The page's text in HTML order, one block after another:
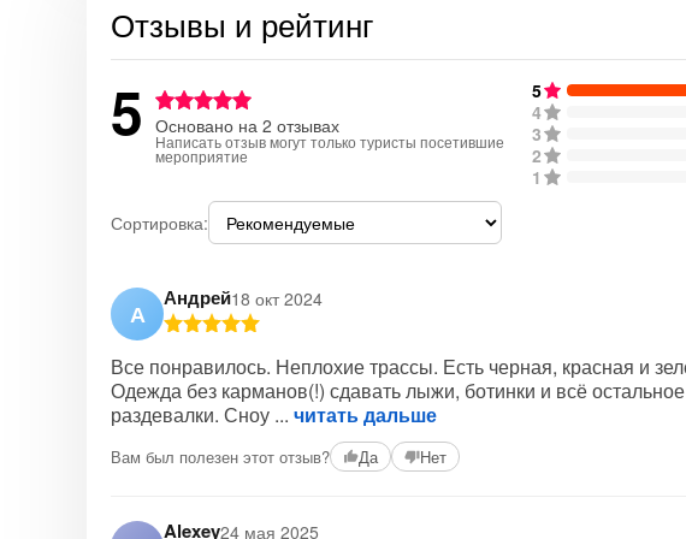
Отзывы и рейтинг
5 Основано на 2 отзывах
Написать отзыв могут только туристы посетившие
мероприятие
5
4
3
2
1
Сортировка:
А
Андрей18 окт 2024
Все понравилось. Неплохие трассы. Есть черная, красная и
Одежда без карманов(!) сдавать лыжи, ботинки и всё
раздевалки. Сноу
читать дальше
Вам был полезен этот отзыв? Да Нет
Alexey24 мая 2025